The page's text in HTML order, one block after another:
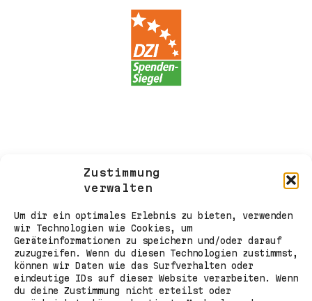
Zustimmung
verwalten
Um dir ein optimales Erlebnis zu bieten, verwenden
wir Technologien wie Cookies, um
Geräteinformationen zu speichern und/oder darauf
zuzugreifen. Wenn du diesen Technologien zustimmst,
können wir Daten wie das Surfverhalten oder
eindeutige IDs auf dieser Website verarbeiten. Wenn
du deine Zustimmung nicht erteilst oder